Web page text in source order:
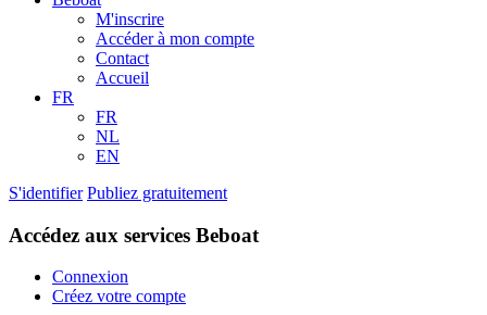
M'inscrire
Accéder à mon compte
Contact
Accueil
FR
FR
NL
EN
S'identifier Publiez gratuitement
Accédez aux services Beboat
Connexion
Créez votre compte